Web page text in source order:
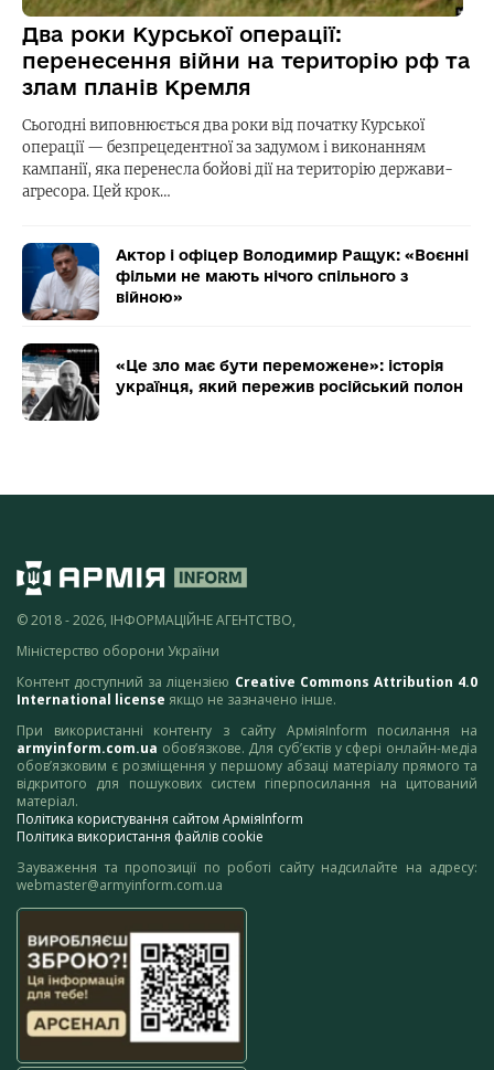
Два роки Курської операції:
перенесення війни на територію рф та
злам планів Кремля
Сьогодні виповнюється два роки від початку Курської
операції — безпрецедентної за задумом і виконанням
кампанії, яка перенесла бойові дії на територію держави-
агресора. Цей крок…
Актор і офіцер Володимир Ращук: «Воєнні
фільми не мають нічого спільного з
війною»
«Це зло має бути переможене»: історія
українця, який пережив російський полон
© 2018 - 2026, ІНФОРМАЦІЙНЕ АГЕНТСТВО,
Міністерство оборони України
Контент доступний за ліцензією Creative Commons Attribution 4.0
International license якщо не зазначено інше.
При використанні контенту з сайту АрміяInform посилання на
armyinform.com.ua обов’язкове. Для суб’єктів у сфері онлайн-медіа
обов’язковим є розміщення у першому абзаці матеріалу прямого та
відкритого для пошукових систем гіперпосилання на цитований
матеріал.
Політика користування сайтом АрміяInform
Політика використання файлів cookie
Зауваження та пропозиції по роботі сайту надсилайте на адресу:
webmaster@armyinform.com.ua